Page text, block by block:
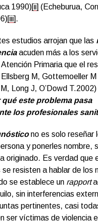
1990)[ii] (Echeburua,
[iii].
estudios arrojan que las
acuden más a los
Primaria que el
M, Gottemoeller
Long J, O’Dowd T.2002)
qué este problema pasa
los profesionales
no es solo reseñar
y ponerles nombre,
originado. Es verdad que
resisten a hablar de los
se establece un rapport
sin interferencias
pertinentes, casi
ser víctimas de violencia